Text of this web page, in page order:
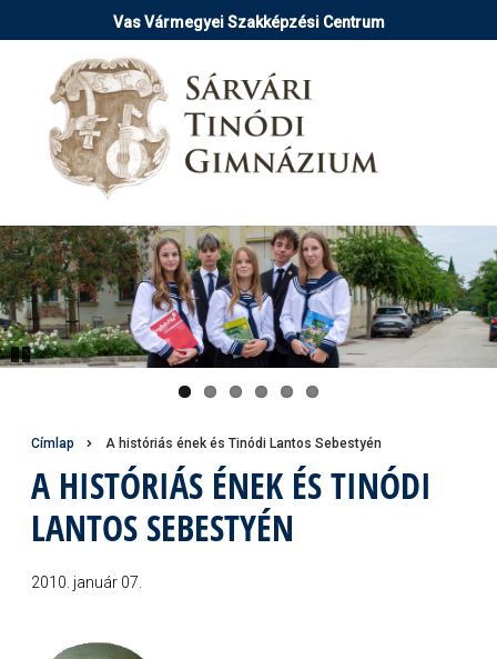
a
tartalomra
Vas Vármegyei Szakképzési Centrum
Morzsa
Címlap A históriás ének és Tinódi Lantos Sebestyén
A HISTÓRIÁS ÉNEK ÉS TINÓDI
LANTOS SEBESTYÉN
2010. január 07.